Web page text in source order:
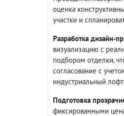
оценка
участки и
Разработка дизайн-
визуализацию с
подбором отделки,
согласование с
индустриальный
Подготовка
фиксированными